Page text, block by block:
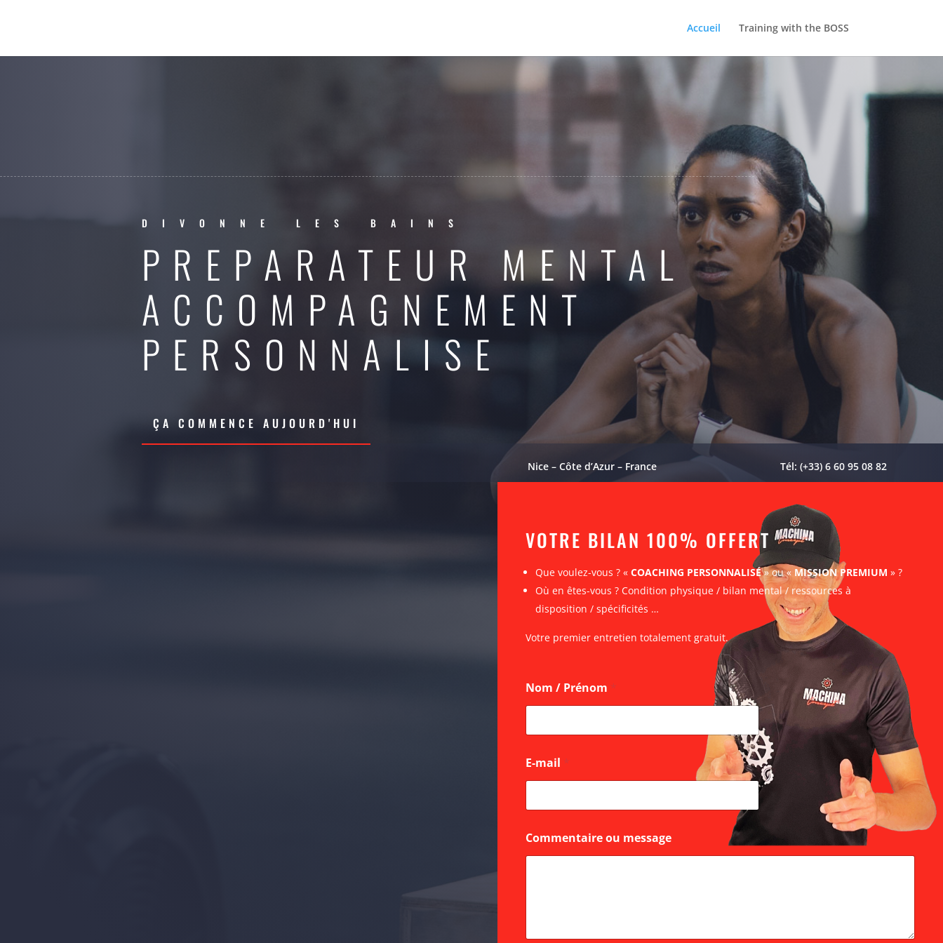
Accueil Training with the BOSS
GYM
DIVONNE LES BAINS
PREPARATEUR MENTAL
ACCOMPAGNEMENT
PERSONNALISE
ÇA COMMENCE AUJOURD'HUI
Nice – Côte d’Azur – France Tél: (+33) 6 60 95 08 82
VOTRE BILAN 100% OFFERT
Que voulez-vous ? « COACHING PERSONNALISÉ» ou « MISSION PREMIUM » ?
Où en êtes-vous ? Condition physique / bilan mental / ressources à
disposition / spécificités …
Votre premier entretien totalement gratuit.
Nom / Prénom *
E-mail *
e
s
e
Commentaire ou message